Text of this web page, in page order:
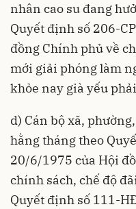
nhân cao su đang
Quyết định số 206-
đồng Chính phủ về
mới giải phóng làm
khỏe nay già yếu
d) Cán bộ xã,
hằng tháng theo
20/6/1975 của Hội
chính sách, chế độ
Quyết định số 111-